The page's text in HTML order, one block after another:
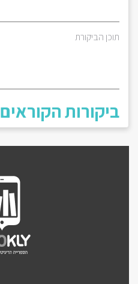
תוכן הביקורת
ביקורות הקוראים